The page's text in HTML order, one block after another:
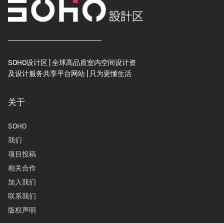
SOHO设计区 | 全球高品质室内空间设计资
及设计服务共享平台网站 | 只为更懂生活
关于
SOHO
我们
项目投稿
相关合作
加入我们
联系我们
版权声明